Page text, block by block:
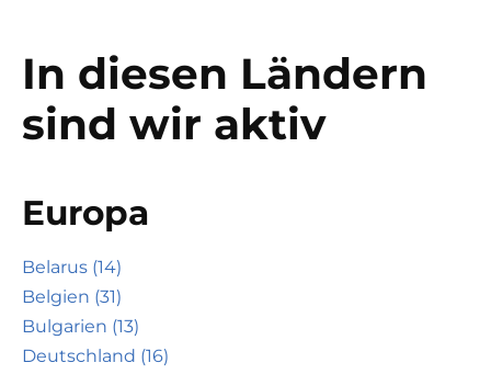
In diesen Ländern
sind wir aktiv
Europa
Belarus (14)
Belgien (31)
Bulgarien (13)
Deutschland (16)